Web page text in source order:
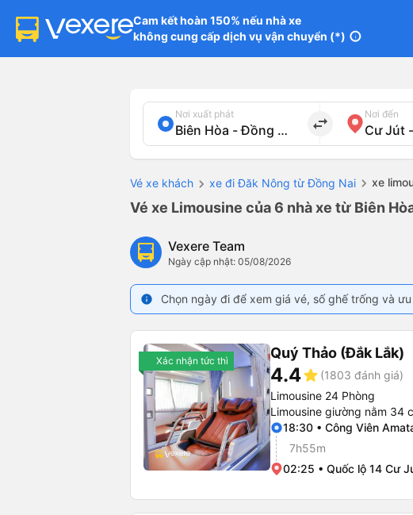
Cam kết hoàn 150% nếu nhà xe
không cung cấp dịch vụ vận chuyển (*) info
Nơi xuất phát
import_export
Nơi đến
Vé xe khách xe đi Đăk Nông từ Đồng Nai xe
Vé xe Limousine của 6 nhà xe từ Biên
Vexere Team
Ngày cập nhật: 05/08/2026
info Chọn ngày đi để xem giá vé, số ghế trống và
Xác nhận tức thì Quý Thảo (Đắk Lắk)
4.4star (1803 đánh giá)
Limousine 24 Phòng
Limousine giường nằm 34
18:30 • Công Viên
7h55m
02:25 • Quốc lộ 14 Cư